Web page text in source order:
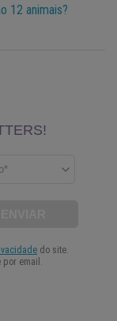
12 animais?